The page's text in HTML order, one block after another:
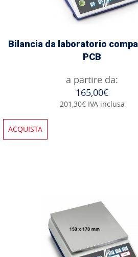
Bilancia da laboratorio
PCB
a partire da:
165,00€
201,30€ IVA inclusa
ACQUISTA